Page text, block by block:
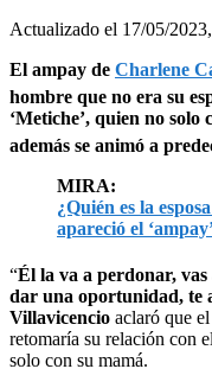
Actualizado el 17/05/
El ampay de Charlene
hombre que no era su
‘Metiche’, quien no solo
además se animó a
MIRA:
¿Quién es la
apareció el
“Él la va a perdonar,
dar una oportunidad, te
Villavicencio aclaró que el
retomaría su relación con
solo con su mamá.